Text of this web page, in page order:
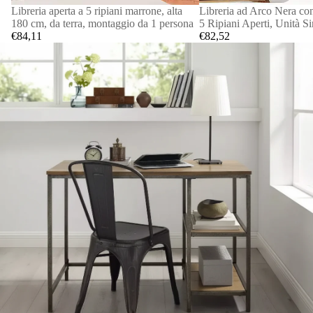
Libreria aperta a 5 ripiani marrone, alta
180 cm, da terra, montaggio da 1 persona
€84,11
Libreria ad Arco Nera
5 Ripiani Aperti, Unità
€82,52